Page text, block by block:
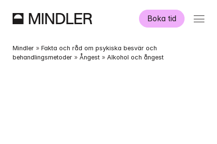
Boka tid
Våra psykologer
Mindler » Fakta och råd om psykiska besvär och
behandlingsmetoder » Ångest » Alkohol och ångest